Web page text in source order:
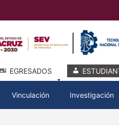
EGRESADOS
Vinculación Investigación